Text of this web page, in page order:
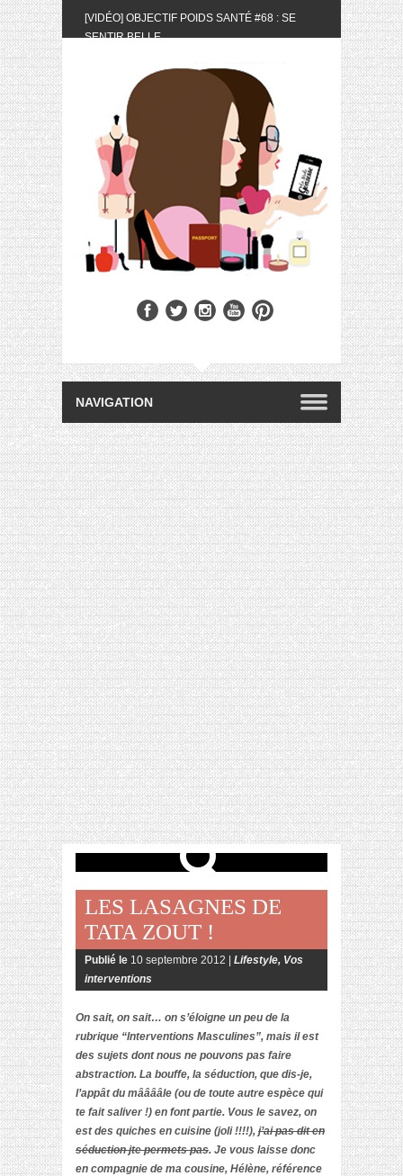
[VIDÉO] OBJECTIF POIDS SANTÉ #68 : SE
SENTIR BELLE
MOIS DE MAI 2024
[VIDÉO] UNBOXING : LES MY LITTLE &
BIOTYFULL BOX DU MOIS DE MAI 2024 FEAT.
AKILA
[VIDÉO] LA SÉLECTION DU MOIS #AVRIL2024
[VIDÉO] QUITOQUE #10 : MEAL PREP &
CONVIVIALITÉ
[VIDÉO] UNBOXING : LES MY LITTLE &
BIOTYFULL BOX DU MOIS D’AVRIL 2024
FEAT. AKILA
[VIDÉO] OBJECTIF POIDS SANTÉ #67 : L’AVIS
[VIDÉO] UNBOXING : LES MY LITTLE &
[VIDÉO] LA SÉLECTION DU MOIS
#JANVIER2024
RECETTES RISOTTO
LES LASAGNES DE
TATA ZOUT !
Publié le 10 septembre 2012 | Lifestyle, Vos
interventions
On sait, on sait… on s’éloigne un peu de la
rubrique “Interventions Masculines”, mais il est
des sujets dont nous ne pouvons pas faire
abstraction. La bouffe, la séduction, que dis-je,
l’appât du mââââle (ou de toute autre espèce qui
te fait saliver !) en font partie. Vous le savez, on
est des quiches en cuisine (joli !!!!), j’ai pas dit en
séduction jte permets pas. Je vous laisse donc
en compagnie de ma cousine, Hélène, référence